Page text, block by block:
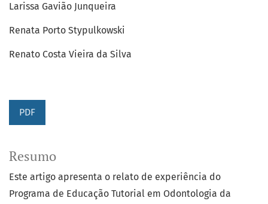
Larissa Gavião Junqueira
Renata Porto Stypulkowski
Renato Costa Vieira da Silva
PDF
Resumo
Este artigo apresenta o relato de experiência do
Programa de Educação Tutorial em Odontologia da